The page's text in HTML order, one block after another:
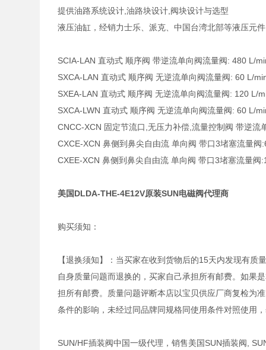
提供油路系统设计,油路块设计,阀块设计与选型
液压油缸，经销力士乐、派克、中国台湾北部等液压元件
SCIA-LAN 直动式 顺序阀 带逆流单向阀流量阀: 480 L/
SXCA-LAN 直动式 顺序阀 无逆流单向阀流量阀: 60 L/
SXEA-LAN 直动式 顺序阀 无逆流单向阀流量阀: 120 L/
SXCA-LWN 直动式 顺序阀 无逆流单向阀流量阀: 60 L/
CNCC-XCN 固定节流口,无压力补偿,流量控制阀 带逆流
CXCE-XCN 鼻侧到鼻尖自由流 单向阀 带口3堵塞流量阀
CXEE-XCN 鼻侧到鼻尖自由流 单向阀 带口3堵塞流量阀
美国DLDA-THE-4E12V原装SUN电磁阀代理商
购买须知：
【退换须知】：当买家在收到货物后的15天内发现有
自身质量问题而退换的，买家自己承担所有邮费。如果
担所有邮费。质量问题评断本店以宝贝供应厂商复检为
条件的影响，未经过同品牌同规格同使用条件对照使用
SUN/HF插装阀中国一级代理，销售美国SUN插装阀,